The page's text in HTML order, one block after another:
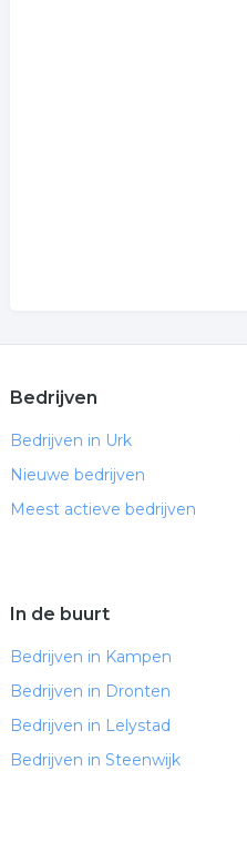
Bedrijven
Bedrijven in Urk
Nieuwe bedrijven
Meest actieve bedrijven
In de buurt
Bedrijven in Kampen
Bedrijven in Dronten
Bedrijven in Lelystad
Bedrijven in Steenwijk